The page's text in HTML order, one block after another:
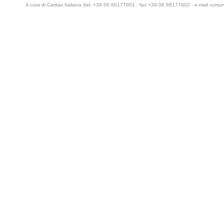
A cura di Caritas Italiana (tel. +39 06 66177001 - fax +39 06 66177602 - e-mail